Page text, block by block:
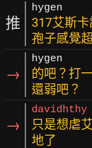
推
hygen
317艾斯
孢子感覺
→
hygen
的吧？打
還弱吧？
→
davidhthy
只是想虐
地了